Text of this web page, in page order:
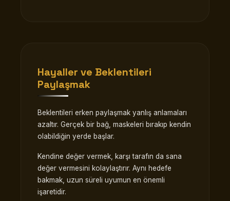
Hayaller ve Beklentileri
Paylaşmak
Beklentileri erken paylaşmak yanlış anlamaları
azaltır. Gerçek bir bağ, maskeleri bırakıp kendin
olabildiğin yerde başlar.
Kendine değer vermek, karşı tarafın da sana
değer vermesini kolaylaştırır. Aynı hedefe
bakmak, uzun süreli uyumun en önemli
işaretidir.